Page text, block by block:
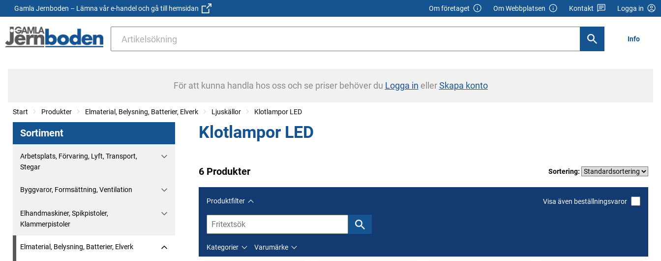
Gamla Jernboden – Lämna vår e-handel och gå till hemsidan Om företaget Om Webbplatsen Kontakt Logga in
Info
För att kunna handla hos oss och se priser behöver du Logga in ellerSkapa konto
Start Produkter Elmaterial, Belysning, Batterier, Elverk Ljuskällor Klotlampor LED
Sortiment
Arbetsplats, Förvaring, Lyft, Transport,
Stegar
Byggvaror, Formsättning, Ventilation
Elhandmaskiner, Spikpistoler,
Klammerpistoler
Elmaterial, Belysning, Batterier, Elverk
Klotlampor LED
6 Produkter Sortering:
Produktfilter Visa även beställningsvaror
Kategorier Varumärke